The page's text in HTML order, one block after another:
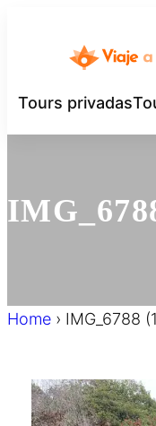
スTours privadas
Home › IMG_6788